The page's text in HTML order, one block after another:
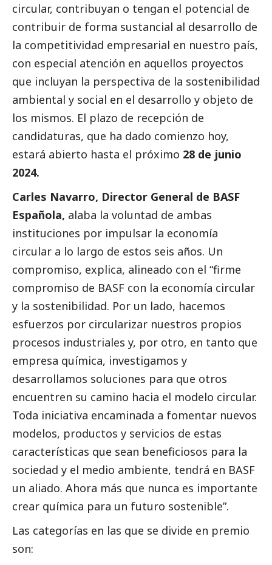
circular, contribuyan o tengan el potencial de
contribuir de forma sustancial al desarrollo de
la competitividad empresarial en nuestro país,
con especial atención en aquellos proyectos
que incluyan la perspectiva de la sostenibilidad
ambiental y social en el desarrollo y objeto de
los mismos. El plazo de recepción de
candidaturas, que ha dado comienzo hoy,
estará abierto hasta el próximo 28 de junio
2024.
Carles Navarro, Director General de BASF
Española, alaba la voluntad de ambas
instituciones por impulsar la economía
circular a lo largo de estos seis años. Un
compromiso, explica, alineado con el “firme
compromiso de BASF con la economía circular
y la sostenibilidad. Por un lado, hacemos
esfuerzos por circularizar nuestros propios
procesos industriales y, por otro, en tanto que
empresa química, investigamos y
desarrollamos soluciones para que otros
encuentren su camino hacia el modelo circular.
Toda iniciativa encaminada a fomentar nuevos
modelos, productos y servicios de estas
características que sean beneficiosos para la
sociedad y el medio ambiente, tendrá en BASF
un aliado. Ahora más que nunca es importante
crear química para un futuro sostenible”.
Las categorías en las que se divide en premio
son: